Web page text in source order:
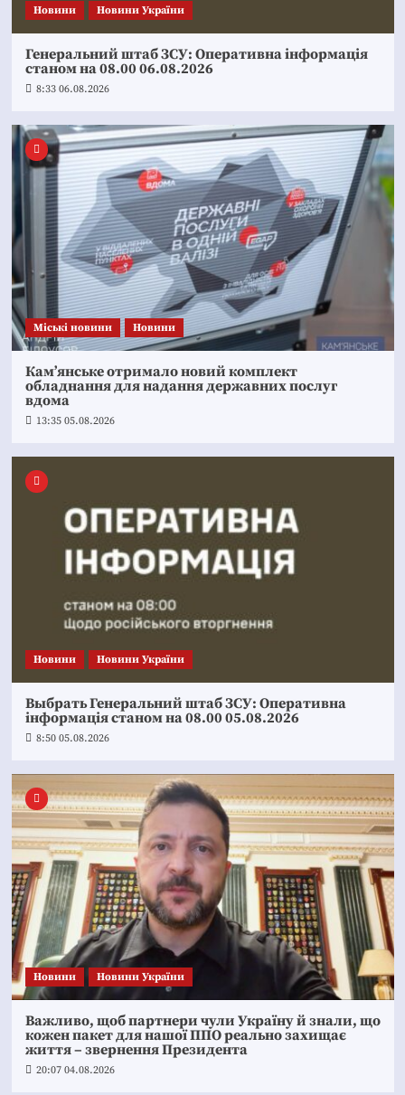
Новини Новини України
Генеральний штаб ЗСУ: Оперативна інформація
станом на 08.00 06.08.2026
8:33 06.08.2026
Mіські новини Новини
Кам’янське отримало новий комплект
обладнання для надання державних послуг
вдома
13:35 05.08.2026
Новини Новини України
Выбрать Генеральний штаб ЗСУ: Оперативна
інформація станом на 08.00 05.08.2026
8:50 05.08.2026
Новини Новини України
Важливо, щоб партнери чули Україну й знали, що
кожен пакет для нашої ППО реально захищає
життя – звернення Президента
20:07 04.08.2026